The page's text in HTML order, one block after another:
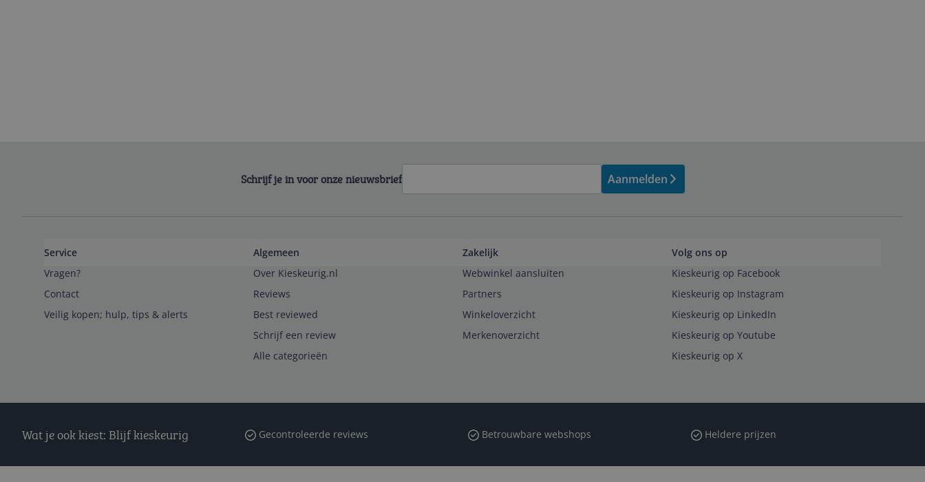
Schrijf je in voor onze nieuwsbrief Aanmelden
Service
Vragen?
Contact
Veilig kopen; hulp, tips & alerts
Algemeen
Over Kieskeurig.nl
Reviews
Best reviewed
Schrijf een review
Alle categorieën
Zakelijk
Webwinkel aansluiten
Partners
Winkeloverzicht
Merkenoverzicht
Volg ons op
Kieskeurig op Facebook
Kieskeurig op Instagram
Kieskeurig op LinkedIn
Kieskeurig op Youtube
Kieskeurig op X
Wat je ook kiest: Blijf kieskeurig Gecontroleerde reviews Betrouwbare webshops Heldere prijzen